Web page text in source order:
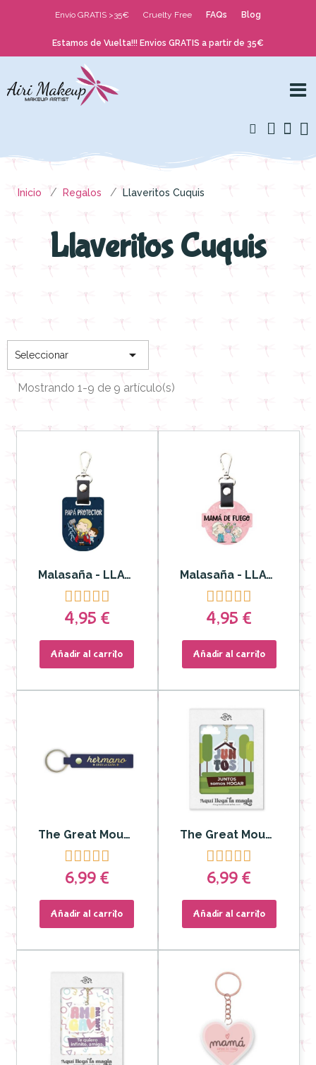
Envío GRATIS >35€ Cruelty Free FAQs Blog
Estamos de Vuelta!!! Envios GRATIS a partir de 35€
Inicio Regalos Llaveritos Cuquis
Llaveritos Cuquis
Seleccionar 
Mostrando 1-9 de 9 artículo(s)
Malasaña - LLAVERO PAPÁ PROTECTOR

4,95 €
Añadir al carrito
Malasaña - LLAVERO MAMÁ DE FUEGO

4,95 €
Añadir al carrito
The Great Moustache - Llavero Hermano eres la Caña

6,99 €
Añadir al carrito
The Great Moustache - Llavero juntos somos hogar

6,99 €
Añadir al carrito